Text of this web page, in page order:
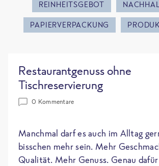
REINHEITSGEBOT
PAPIERVERPACKUNG
Restaurantgenuss ohne
Tischreservierung
0 Kommentare
Manchmal darf es auch im Alltag
bisschen mehr sein. Mehr
Qualität. Mehr Genuss. Genau